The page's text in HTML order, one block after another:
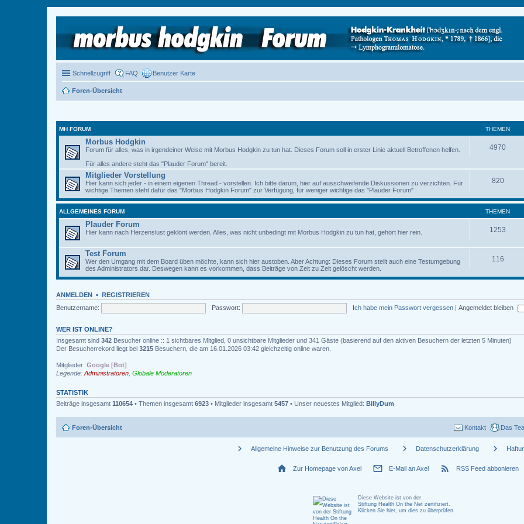
Schnellzugriff FAQ Benutzer Karte
Foren-Übersicht
MH FORUM THEMEN
Morbus Hodgkin
Forum für alles, was in irgendeiner Weise mit Morbus Hodgkin zu tun hat. Dieses Forum soll in erster Linie aktuell Betroffenen helfen.
Für alles andere steht das "Plauder Forum" bereit.
4970
Mitglieder Vorstellung
Hier kann sich jeder - in einem eigenen Thread - vorstellen. Ich bitte darum, hier auf ausschweifende Diskussionen zu verzichten. Für
wichtige Themen steht dafür das "Morbus Hodgkin Forum" zur Verfügung, für weniger wichtige das "Plauder Forum"
820
ALLGEMEINES FORUM THEMEN
Plauder Forum
Hier kann nach Herzenslust geklönt werden. Alles, was nicht unbedingt mit Morbus Hodgkin zu tun hat, gehört hier rein. 1253
Test Forum
Wer den Umgang mit dem Board üben möchte, kann sich hier austoben. Aber Achtung: Dieses Forum stellt auch eine Testumgebung
des Administrators dar. Deswegen kann es vorkommen, dass Beiträge von Zeit zu Zeit gelöscht werden.
116
ANMELDEN • REGISTRIEREN
Benutzername:
Passwort: Ich habe mein Passwort vergessen | Angemeldet bleiben
WER IST ONLINE?
Insgesamt sind 342 Besucher online :: 1 sichtbares Mitglied, 0 unsichtbare Mitglieder und 341 Gäste (basierend auf den aktiven Besuchern der letzten 5 Minuten)
Der Besucherrekord liegt bei 3215 Besuchern, die am 16.01.2026 03:42 gleichzeitig online waren.
Mitglieder: Google [Bot]
Legende: Administratoren Globale Moderatoren
STATISTIK
Beiträge insgesamt 110654 • Themen insgesamt 6923 • Mitglieder insgesamt 5457 • Unser neuestes Mitglied: BillyDum
Foren-Übersicht Das
Kontakt
chevron_right Allgemeine Hinweise zur Benutzung des Forums chevron_right Datenschutzerklärung chevron_right
home Zur Homepage von Axel mail_outline E-Mail an Axel rss_feed RSS Feed abbonieren
Diese Website ist von der
Stiftung Health On the Net zertifiziert.
Klicken Sie hier, um dies zu überprüfen